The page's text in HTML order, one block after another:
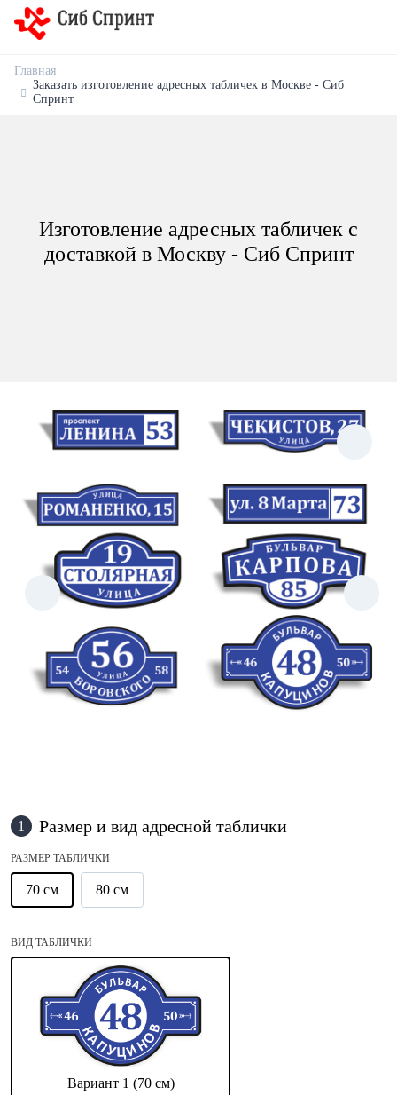
Главная
Заказать изготовление адресных табличек в Москве - Сиб
Спринт
Изготовление адресных табличек с
доставкой в Москву - Сиб Спринт
1 Размер и вид адресной таблички
РАЗМЕР ТАБЛИЧКИ
70 см 80 см
ВИД ТАБЛИЧКИ
Вариант 1 (70 см)